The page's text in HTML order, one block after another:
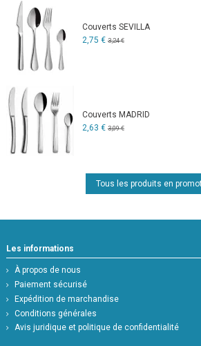
Couverts SEVILLA
2,75 € 3,24 €
Couverts MADRID
2,63 € 3,09 €
Tous les produits en
Les informations
À propos de nous
Paiement sécurisé
Expédition de marchandise
Conditions générales
Avis juridique et politique de confidentialité